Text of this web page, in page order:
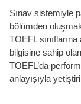
Sınav sistemiyle
bölümden
TOEFL
bilgisine sahip
TOEFL’da
anlayışıyla